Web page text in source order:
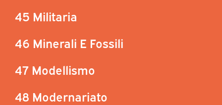
45 Militaria
46 Minerali E Fossili
47 Modellismo
48 Modernariato